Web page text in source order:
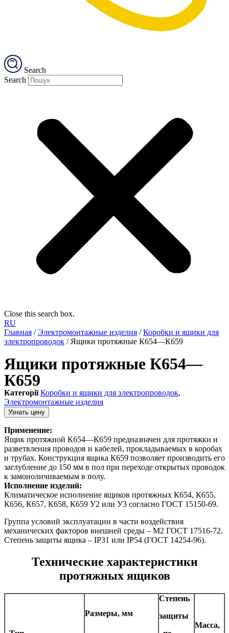
Search
Search
Close this search box.
RU
Главная /Электромонтажные изделия /Коробки и ящики для
электропроводок / Ящики протяжные К654—К659
Ящики протяжные К654—
К659
Категорії Коробки и ящики для электропроводок,
Электромонтажные изделия
Узнать цену
Применение:
Ящик протяжной К654—К659 предназначен для протяжки и
разветвления проводов и кабелей, прокладываемых в коробах
и трубах. Конструкция ящика К659 позволяет производить его
заглубление до 150 мм в пол при переходе открытых проводок
к замоноличиваемым в полу.
Исполнение изделий:
Климатическое исполнение ящиков протяжных К654, К655,
К656, К657, К658, К659 У2 или У3 согласно ГОСТ 15150-69.
Группа условий эксплуатации в части воздействия
механических факторов внешней среды – М2 ГОСТ 17516-72.
Степень защиты ящика – IP31 или IP54 (ГОСТ 14254-96).
Технические характеристики
протяжных ящиков
Размеры, мм
Степень
защиты
Масса,